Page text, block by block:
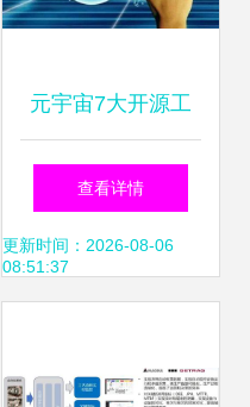
元宇宙7大开源工
具与框架 互联网数
据服务赋能开发，
查看详情
更新时间：2026-08-06
08:51:37